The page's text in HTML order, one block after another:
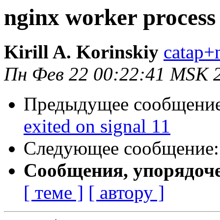
nginx worker
Kirill A. Korinskiy
Пн Фев 22 00:22:41 MSK
Предыдущее
exited on signal 11
Следующее
Сообщения,
[ теме ] [ автору ]